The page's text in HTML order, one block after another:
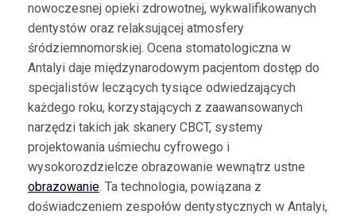
nowoczesnej opieki zdrowotnej, wykwalifikowanych
dentystów oraz relaksującej atmosfery
śródziemnomorskiej. Ocena stomatologiczna w
Antalyi daje międzynarodowym pacjentom dostęp do
specjalistów leczących tysiące odwiedzających
każdego roku, korzystających z zaawansowanych
narzędzi takich jak skanery CBCT, systemy
projektowania uśmiechu cyfrowego i
wysokorozdzielcze obrazowanie wewnątrz ustne
obrazowanie. Ta technologia, powiązana z
doświadczeniem zespołów dentystycznych w Antalyi,